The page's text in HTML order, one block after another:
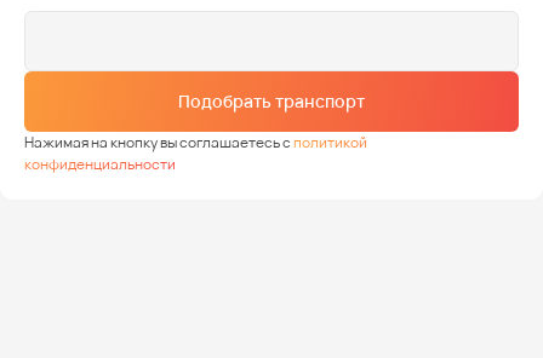
Подобрать транспорт
Нажимая на кнопку вы соглашаетесь сполитикой
конфиденциальности